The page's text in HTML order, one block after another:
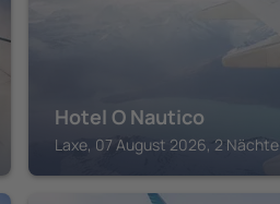
Hotel O Nautico
Laxe, 07 August 2026, 2 Nächte